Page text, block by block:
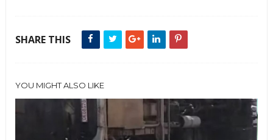
SHARE THIS
YOU MIGHT ALSO LIKE